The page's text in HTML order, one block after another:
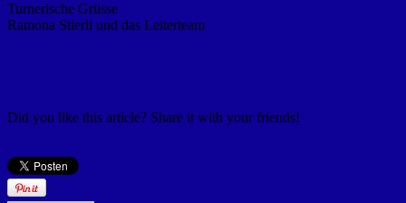
Turnerische Grüsse
Ramona Stierli und das Leiterteam
Did you like this article? Share it with your friends!